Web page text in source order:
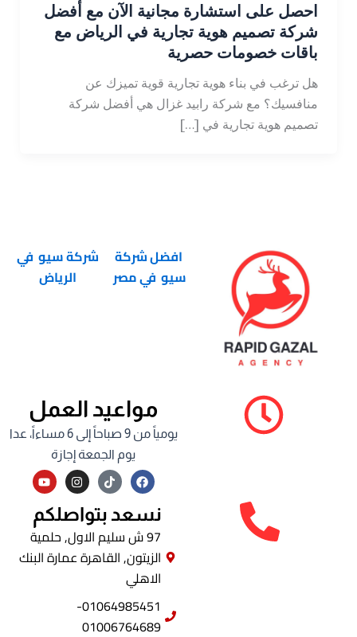
احصل على استشارة مجانية الآن مع أفضل
شركة تصميم هوية تجارية في الرياض مع
باقات خصومات حصرية
هل ترغب في بناء هوية تجارية قوية تميزك عن
منافسيك؟ مع شركة رابيد غزال هي أفضل شركة
تصميم هوية تجارية في […]
افضل شركة
سيو في مصر
شركة سيو في
الرياض
مواعيد العمل
يومياً من 9 صباحاً إلى 6 مساءاً، عدا
يوم الجمعة إجازة
F
a
c
e
b
o
o
k
I
n
s
t
a
g
r
a
Y
o
u
t
u
b
e
نسعد بتواصلكم
97 ش سليم الاول, حلمية
الزيتون, القاهرة عمارة البنك
الاهلي
01064985451-
01006764689